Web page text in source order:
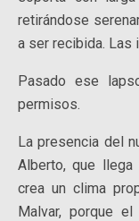
retirándose
a ser recibida. Las
Pasado ese
permisos.
La presencia del
Alberto, que llega
crea un clima
Malvar, porque